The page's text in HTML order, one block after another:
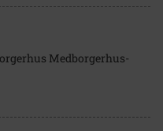
Medborgerhus-